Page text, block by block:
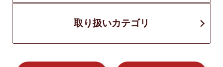
取り扱いカテゴリ